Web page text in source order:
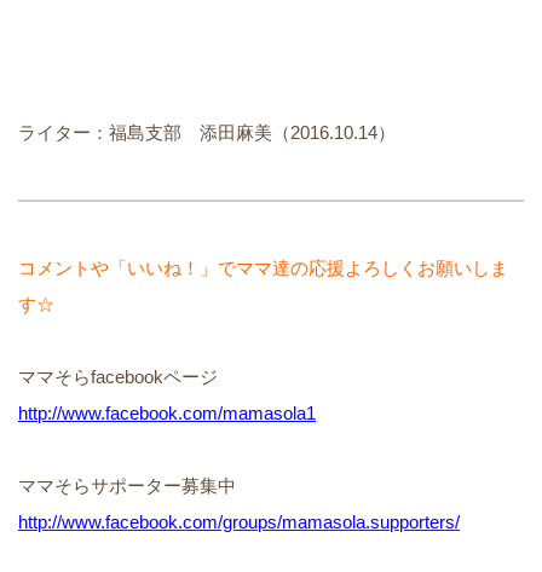
ライター：福島支部 添田麻美（2016.10.14）
コメントや「いいね！」でママ達の応援よろしくお願いしま
す☆
ママそらfacebookページ
http://www.facebook.com/mamasola1
ママそらサポーター募集中
http://www.facebook.com/groups/mamasola.supporters/